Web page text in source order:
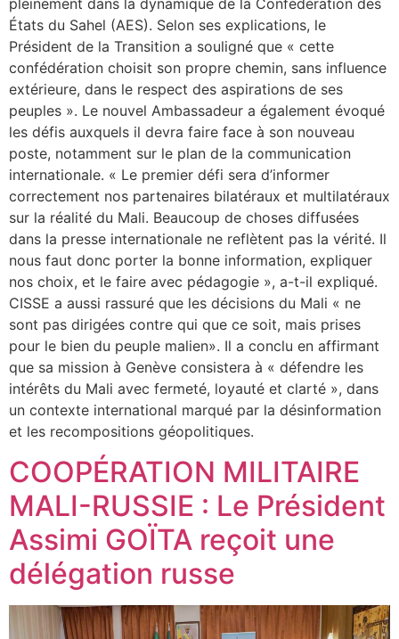
pleinement dans la dynamique de la Confédération des
États du Sahel (AES). Selon ses explications, le
Président de la Transition a souligné que « cette
confédération choisit son propre chemin, sans influence
extérieure, dans le respect des aspirations de ses
peuples ». Le nouvel Ambassadeur a également évoqué
les défis auxquels il devra faire face à son nouveau
poste, notamment sur le plan de la communication
internationale. « Le premier défi sera d’informer
correctement nos partenaires bilatéraux et multilatéraux
sur la réalité du Mali. Beaucoup de choses diffusées
dans la presse internationale ne reflètent pas la vérité. Il
nous faut donc porter la bonne information, expliquer
nos choix, et le faire avec pédagogie », a-t-il expliqué.
CISSE a aussi rassuré que les décisions du Mali « ne
sont pas dirigées contre qui que ce soit, mais prises
pour le bien du peuple malien». Il a conclu en affirmant
que sa mission à Genève consistera à « défendre les
intérêts du Mali avec fermeté, loyauté et clarté », dans
un contexte international marqué par la désinformation
et les recompositions géopolitiques.
COOPÉRATION MILITAIRE
MALI-RUSSIE : Le Président
Assimi GOÏTA reçoit une
délégation russe